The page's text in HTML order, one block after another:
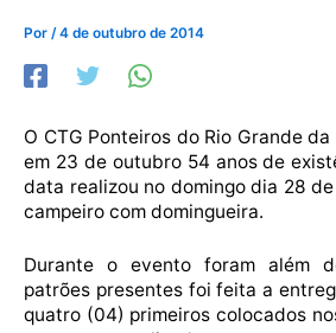
Por /4 de outubro de 2014
O CTG Ponteiros do Rio Grande
em 23 de outubro 54 anos de
data realizou no domingo dia 28
campeiro com domingueira.
Durante o evento foram além
patrões presentes foi feita a
quatro (04) primeiros colocados